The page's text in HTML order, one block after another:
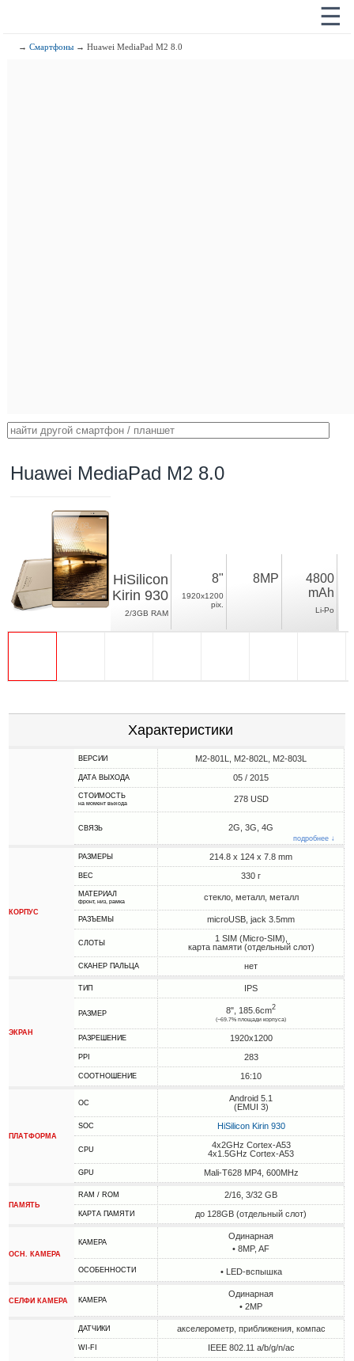
☰
→Смартфоны → Huawei MediaPad M2 8.0
Huawei MediaPad M2 8.0
HiSilicon
Kirin 930
2/3GB RAM
8"
1920x1200
pix.
8MP
4800
mAh
Li-Po
Характеристики
ВЕРСИИ M2-801L, M2-802L, M2-803L
ДАТА ВЫХОДА 05 / 2015
СТОИМОСТЬ
на момент выхода 278 USD
СВЯЗЬ 2G, 3G, 4G
подробнее ↓
КОРПУС
РАЗМЕРЫ 214.8 x 124 x 7.8 mm
ВЕС 330 г
МАТЕРИАЛ
фронт, низ, рамка стекло, металл, металл
РАЗЪЕМЫ microUSB, jack 3.5mm
СЛОТЫ
1 SIM (Micro-SIM),
карта памяти (отдельный слот)
СКАНЕР ПАЛЬЦА нет
ЭКРАН
ТИП IPS
РАЗМЕР 8", 185.6cm2
(~69.7% площади корпуса)
РАЗРЕШЕНИЕ 1920x1200
PPI 283
СООТНОШЕНИЕ 16:10
ПЛАТФОРМА
ОС
Android 5.1
(EMUI 3)
SOC HiSilicon Kirin 930
CPU
4x2GHz Cortex-A53
4x1.5GHz Cortex-A53
GPU Mali-T628 MP4, 600MHz
ПАМЯТЬ
RAM / ROM 2/16, 3/32 GB
КАРТА ПАМЯТИ до 128GB (отдельный слот)
ОСН. КАМЕРА
КАМЕРА
Одинарная
• 8MP, AF
ОСОБЕННОСТИ • LED-вспышка
СЕЛФИ КАМЕРА КАМЕРА
Одинарная
• 2MP
ДАТЧИКИ акселерометр, приближения, компас
WI-FI IEEE 802.11 a/b/g/n/ac